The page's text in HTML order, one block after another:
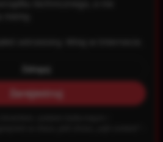
Zarejestruj